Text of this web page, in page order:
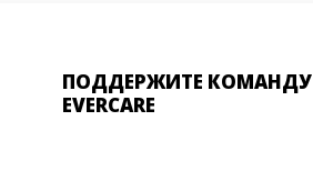
ПОДДЕРЖИТЕ КОМАНДУ
EVERCARE